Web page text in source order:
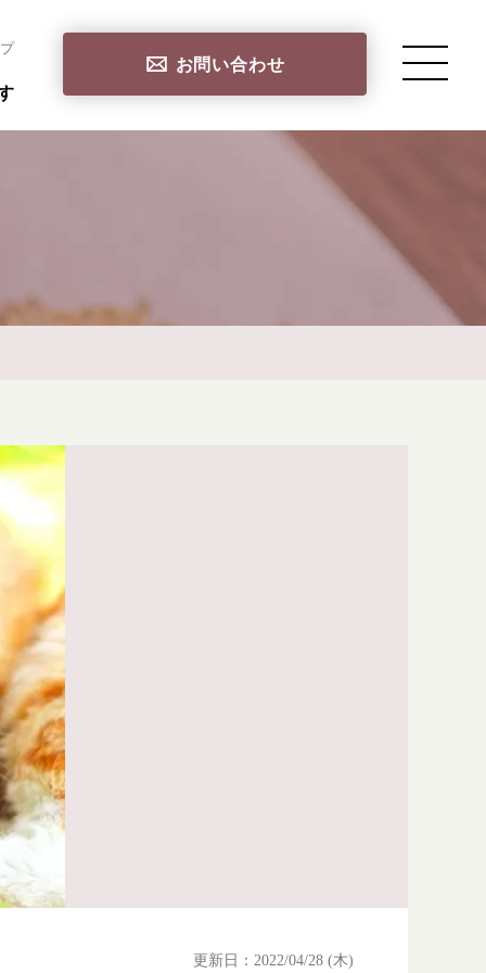
お問い合わせ
更新日：2022/04/28 (木)